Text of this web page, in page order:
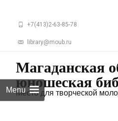
+7(413)2-63-85-78
library@moub.ru
Магаданская
юношеская
Место для творческой
Menu